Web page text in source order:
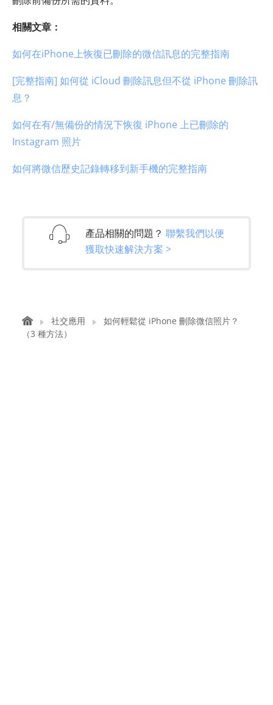
相關文章：
如何在iPhone上恢復已刪除的微信訊息的完整指南
[完整指南] 如何從 iCloud 刪除訊息但不從 iPhone 刪除訊
息？
如何在有/無備份的情況下恢復 iPhone 上已刪除的
Instagram 照片
如何將微信歷史記錄轉移到新手機的完整指南
產品相關的問題？ 聯繫我們以便
獲取快速解決方案 >
社交應用
如何輕鬆從 iPhone 刪除微信照片？
（3 種方法）